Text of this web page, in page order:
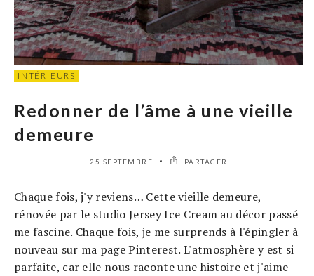
INTÉRIEURS
Redonner de l’âme à une vieille
demeure
25 SEPTEMBRE PARTAGER
Chaque fois, j'y reviens… Cette vieille demeure,
rénovée par le studio Jersey Ice Cream au décor passé
me fascine. Chaque fois, je me surprends à l'épingler à
nouveau sur ma page Pinterest. L'atmosphère y est si
parfaite, car elle nous raconte une histoire et j'aime